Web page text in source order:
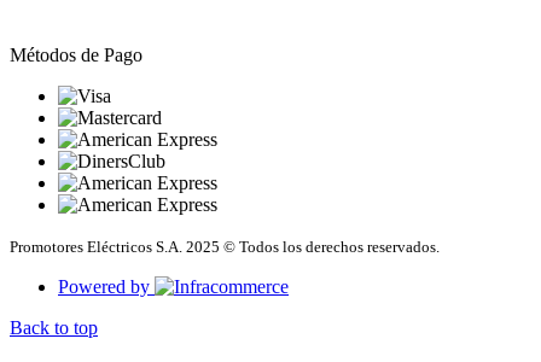
Métodos de Pago
Promotores Eléctricos S.A. 2025 © Todos los derechos reservados.
Powered by
Back to top